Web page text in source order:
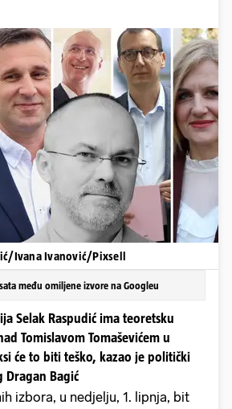
Ivana Ivanović/Pixsell
među omiljene izvore na Googleu
Selak Raspudić ima teoretsku
Tomislavom Tomaševićem u
će to biti teško, kazao je politički
Dragan Bagić
izbora, u nedjelju, 1. lipnja, bit